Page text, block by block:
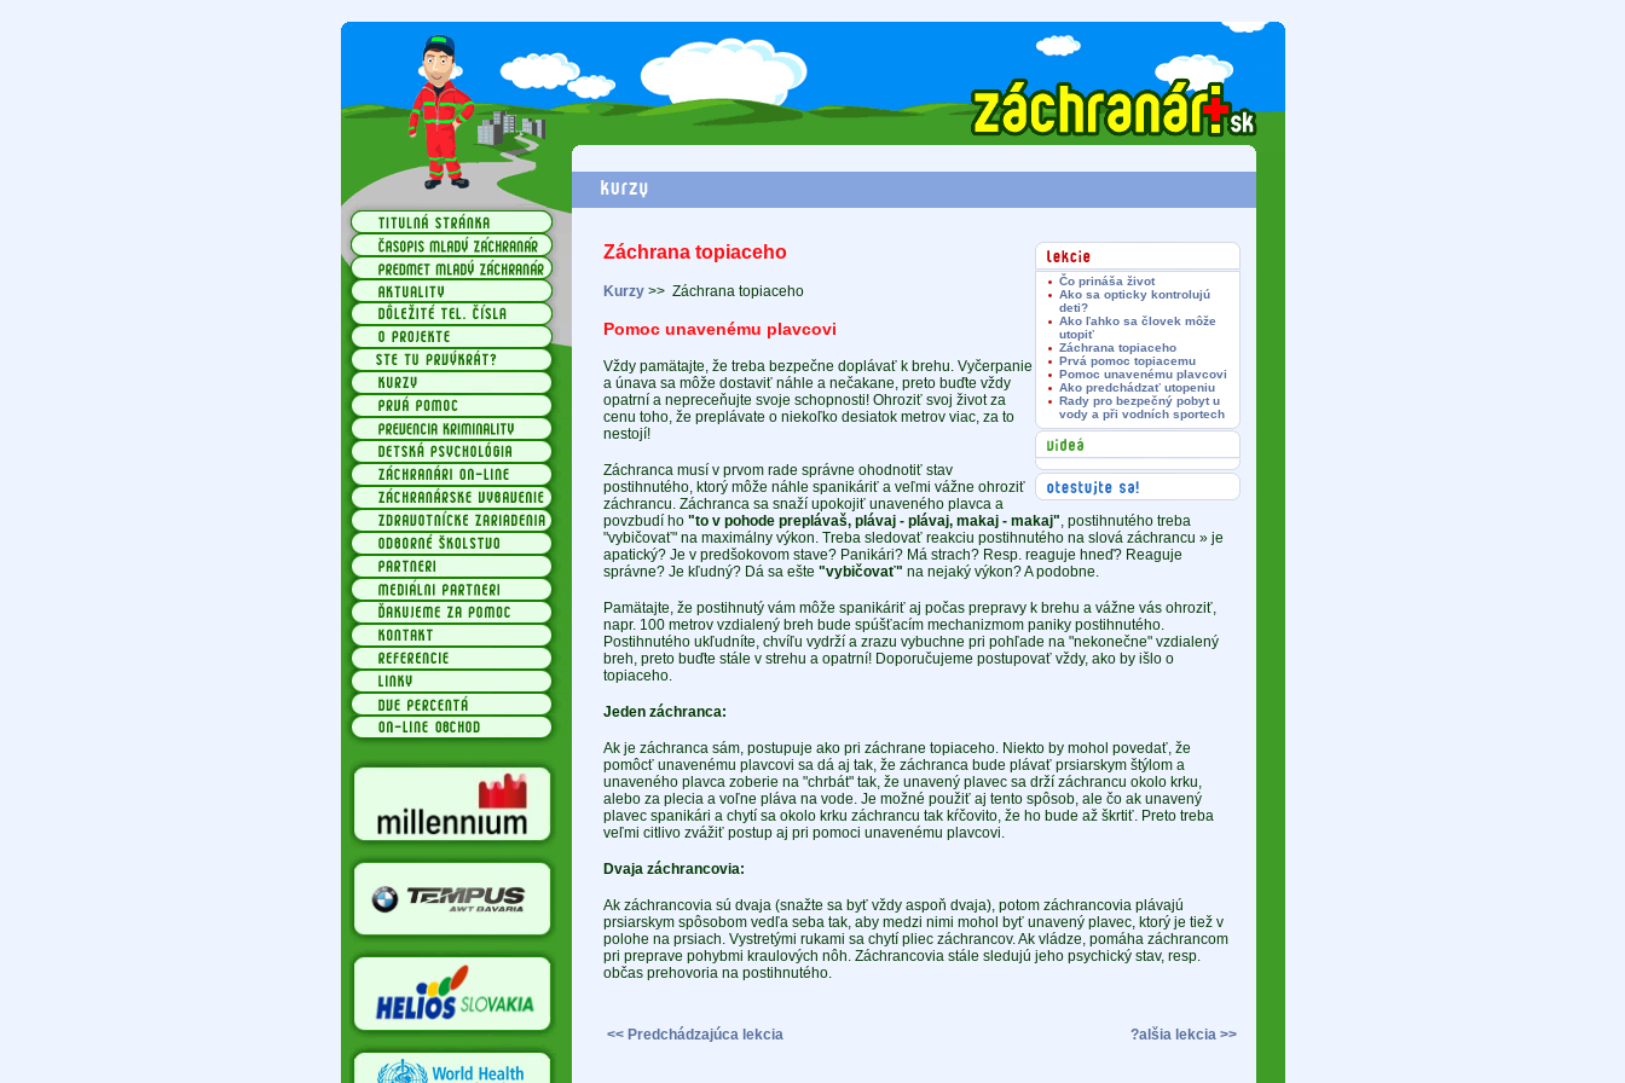
Čo prináša život
Ako sa opticky kontrolujú
deti?
Ako ľahko sa človek môže
utopiť
Záchrana topiaceho
Prvá pomoc topiacemu
Pomoc unavenému plavcovi
Ako predchádzať utopeniu
Rady pro bezpečný pobyt u
vody a při vodních sportech
Záchrana topiaceho
Kurzy>> Záchrana topiaceho
Pomoc unavenému plavcovi
Vždy pamätajte, že treba bezpečne doplávať k brehu. Vyčerpanie
a únava sa môže dostaviť náhle a nečakane, preto buďte vždy
opatrní a nepreceňujte svoje schopnosti! Ohroziť svoj život za
cenu toho, že preplávate o niekoľko desiatok metrov viac, za to
nestojí!
Záchranca musí v prvom rade správne ohodnotiť stav
postihnutého, ktorý môže náhle spanikáriť a veľmi vážne ohroziť
záchrancu. Záchranca sa snaží upokojiť unaveného plavca a
povzbudí ho "to v pohode preplávaš, plávaj - plávaj, makaj - makaj", postihnutého treba
"vybičovať" na maximálny výkon. Treba sledovať reakciu postihnutého na slová záchrancu » je
apatický? Je v predšokovom stave? Panikári? Má strach? Resp. reaguje hneď? Reaguje
správne? Je kľudný? Dá sa ešte "vybičovať" na nejaký výkon? A podobne.
Pamätajte, že postihnutý vám môže spanikáriť aj počas prepravy k brehu a vážne vás ohroziť,
napr. 100 metrov vzdialený breh bude spúšťacím mechanizmom paniky postihnutého.
Postihnutého ukľudníte, chvíľu vydrží a zrazu vybuchne pri pohľade na "nekonečne" vzdialený
breh, preto buďte stále v strehu a opatrní! Doporučujeme postupovať vždy, ako by išlo o
topiaceho.
Jeden záchranca:
Ak je záchranca sám, postupuje ako pri záchrane topiaceho. Niekto by mohol povedať, že
pomôcť unavenému plavcovi sa dá aj tak, že záchranca bude plávať prsiarskym štýlom a
unaveného plavca zoberie na "chrbát" tak, že unavený plavec sa drží záchrancu okolo krku,
alebo za plecia a voľne pláva na vode. Je možné použiť aj tento spôsob, ale čo ak unavený
plavec spanikári a chytí sa okolo krku záchrancu tak kŕčovito, že ho bude až škrtiť. Preto treba
veľmi citlivo zvážiť postup aj pri pomoci unavenému plavcovi.
Dvaja záchrancovia:
Ak záchrancovia sú dvaja (snažte sa byť vždy aspoň dvaja), potom záchrancovia plávajú
prsiarskym spôsobom vedľa seba tak, aby medzi nimi mohol byť unavený plavec, ktorý je tiež v
polohe na prsiach. Vystretými rukami sa chytí pliec záchrancov. Ak vládze, pomáha záchrancom
pri preprave pohybmi kraulových nôh. Záchrancovia stále sledujú jeho psychický stav, resp.
občas prehovoria na postihnutého.
<< Predchádzajúca lekcia ?alšia lekcia >>